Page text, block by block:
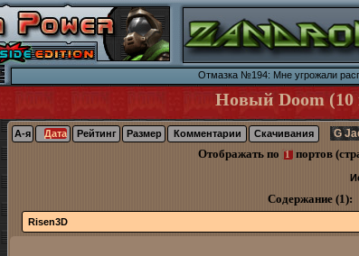
Отмазка №194: Мне угрожали
Новый Doom (10
А-я Дата Рейтинг Размер Комментарии Скачивания
Отображать по 1портов
Содержание (1):
Risen3D